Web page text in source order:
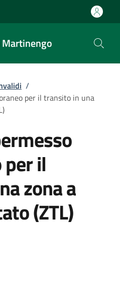
/
per il transito in una
il
zona a
(ZTL)